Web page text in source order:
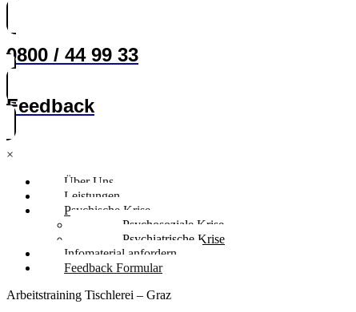
0800 / 44 99 33
Feedback
×
Über Uns
Leistungen
Psychische Krise
Psychosoziale Krise
Psychiatrische Krise
Infomaterial anfordern
Feedback Formular
Arbeitstraining Tischlerei – Graz